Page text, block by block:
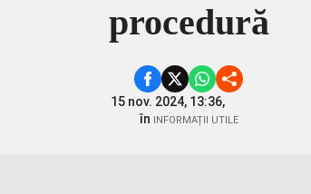
procedură
15 nov. 2024, 13:36,
în INFORMAȚII UTILE